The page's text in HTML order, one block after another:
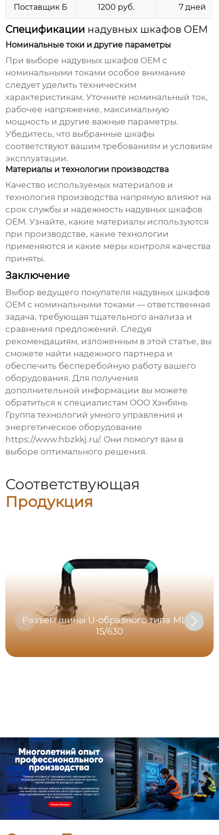
Поставщик Б 1200 руб. 7 дней
Спецификации надувных шкафов OEM
Номинальные токи и другие параметры
При выборе надувных шкафов OEM с
номинальными токами особое внимание
следует уделить техническим
характеристикам. Уточните номинальный ток,
рабочее напряжение, максимальную
мощность и другие важные параметры.
Убедитесь, что выбранные шкафы
соответствуют вашим требованиям и условиям
эксплуатации.
Материалы и технологии производства
Качество используемых материалов и
технология производства напрямую влияют на
срок службы и надежность надувных шкафов
OEM. Узнайте, какие материалы используются
при производстве, какие технологии
применяются и какие меры контроля качества
приняты.
Заключение
Выбор ведущего покупателя надувных шкафов
OEM с номинальными токами — ответственная
задача, требующая тщательного анализа и
сравнения предложений. Следуя
рекомендациям, изложенным в этой статье, вы
сможете найти надежного партнера и
обеспечить бесперебойную работу вашего
оборудования. Для получения
дополнительной информации вы можете
обратиться к специалистам ООО Хэнбянь
Группа технологий умного управления и
энергетическое оборудование
https://www.hbzkkj.ru/. Они помогут вам в
выборе оптимального решения.
Соответствующая
Продукция
Разъем шины U-образного типа MLQ-
15/630